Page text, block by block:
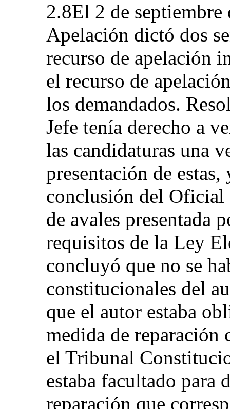
2.8El 2 de
Apelación dictó dos
recurso de apelación
el recurso de
los demandados.
Jefe tenía derecho a
las candidaturas una
presentación de
conclusión del Oficial
de avales presentada
requisitos de la Ley
concluyó que no se
constitucionales del
que el autor estaba
medida de reparación
el Tribunal
estaba facultado para
reparación que